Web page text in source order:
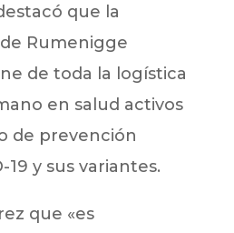
que la
Rumenigge
de toda la logística
en salud activos
de prevención
19 y sus variantes.
que «es